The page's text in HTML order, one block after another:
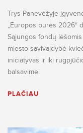
Trys Panevėžyje
„Europos burės 2026“
Sąjungos fondų
miesto savivaldybė
iniciatyvas ir iki
balsavime.
PLAČIAU